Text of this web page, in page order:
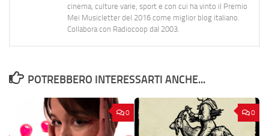
cinema, culture varie, sport e con cui ha vinto il Premio
Mei Musicletter del 2016 come miglior blog italiano.
Collabora con Radiocoop dal 2003.
POTREBBERO INTERESSARTI ANCHE...
0 0